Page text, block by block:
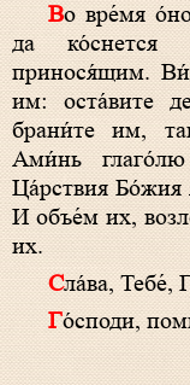
Во вре́мя о́но, приноша́ху ко Иису́сови де́ти,
да
принося́щим.
им: оста́вите
брани́те им,
Ами́нь
Ца́рствия Бо́жия
И объе́м их,
их.
Сла́ва, Тебе́,
Го́споди,